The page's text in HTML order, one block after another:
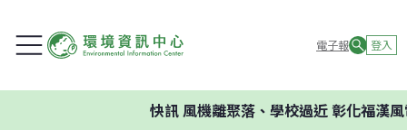
電子報 登入
快訊風機離聚落、學校過近 彰化福漢風